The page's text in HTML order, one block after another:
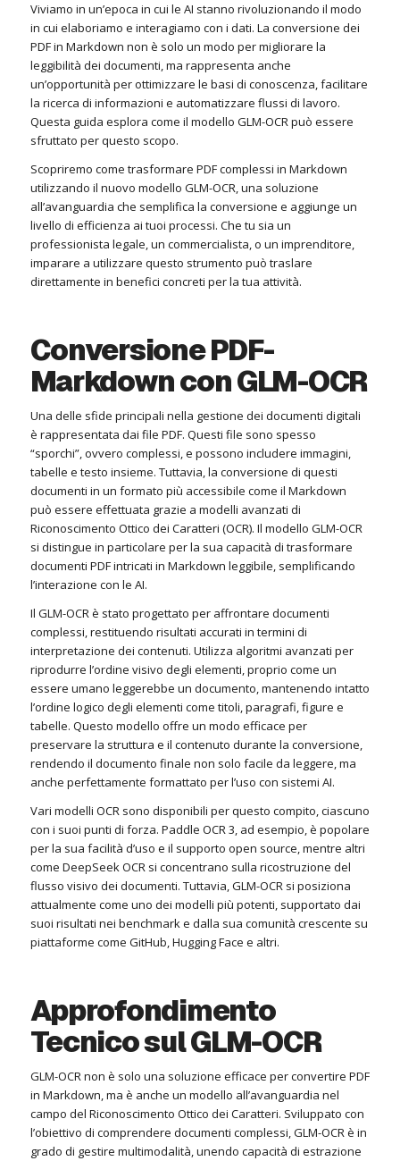
Viviamo in un’epoca in cui le AI stanno rivoluzionando il modo
in cui elaboriamo e interagiamo con i dati. La conversione dei
PDF in Markdown non è solo un modo per migliorare la
leggibilità dei documenti, ma rappresenta anche
un’opportunità per ottimizzare le basi di conoscenza, facilitare
la ricerca di informazioni e automatizzare flussi di lavoro.
Questa guida esplora come il modello GLM-OCR può essere
sfruttato per questo scopo.
Scopriremo come trasformare PDF complessi in Markdown
utilizzando il nuovo modello GLM-OCR, una soluzione
all’avanguardia che semplifica la conversione e aggiunge un
livello di efficienza ai tuoi processi. Che tu sia un
professionista legale, un commercialista, o un imprenditore,
imparare a utilizzare questo strumento può traslare
direttamente in benefici concreti per la tua attività.
Conversione PDF-
Markdown con GLM-OCR
Una delle sfide principali nella gestione dei documenti digitali
è rappresentata dai file PDF. Questi file sono spesso
“sporchi”, ovvero complessi, e possono includere immagini,
tabelle e testo insieme. Tuttavia, la conversione di questi
documenti in un formato più accessibile come il Markdown
può essere effettuata grazie a modelli avanzati di
Riconoscimento Ottico dei Caratteri (OCR). Il modello GLM-OCR
si distingue in particolare per la sua capacità di trasformare
documenti PDF intricati in Markdown leggibile, semplificando
l’interazione con le AI.
Il GLM-OCR è stato progettato per affrontare documenti
complessi, restituendo risultati accurati in termini di
interpretazione dei contenuti. Utilizza algoritmi avanzati per
riprodurre l’ordine visivo degli elementi, proprio come un
essere umano leggerebbe un documento, mantenendo intatto
l’ordine logico degli elementi come titoli, paragrafi, figure e
tabelle. Questo modello offre un modo efficace per
preservare la struttura e il contenuto durante la conversione,
rendendo il documento finale non solo facile da leggere, ma
anche perfettamente formattato per l’uso con sistemi AI.
Vari modelli OCR sono disponibili per questo compito, ciascuno
con i suoi punti di forza. Paddle OCR 3, ad esempio, è popolare
per la sua facilità d’uso e il supporto open source, mentre altri
come DeepSeek OCR si concentrano sulla ricostruzione del
flusso visivo dei documenti. Tuttavia, GLM-OCR si posiziona
attualmente come uno dei modelli più potenti, supportato dai
suoi risultati nei benchmark e dalla sua comunità crescente su
piattaforme come GitHub, Hugging Face e altri.
Approfondimento
Tecnico sul GLM-OCR
GLM-OCR non è solo una soluzione efficace per convertire PDF
in Markdown, ma è anche un modello all’avanguardia nel
campo del Riconoscimento Ottico dei Caratteri. Sviluppato con
l’obiettivo di comprendere documenti complessi, GLM-OCR è in
grado di gestire multimodalità, unendo capacità di estrazione